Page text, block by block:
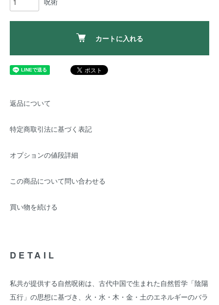
カートに入れる
返品について
特定商取引法に基づく表記
オプションの値段詳細
この商品について問い合わせる
買い物を続ける
DETAIL
私共が提供する自然呪術は、古代中国で生まれた自然哲学「陰陽
五行」の思想に基づき、火・水・木・金・土のエネルギーのバラ